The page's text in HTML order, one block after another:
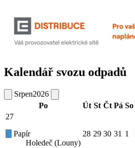
Kalendář svozu odpadů
Srpen2026
Po
Út St Čt Pá So
27
Papír
Holedeč (Louny)
28 29 30 31 1